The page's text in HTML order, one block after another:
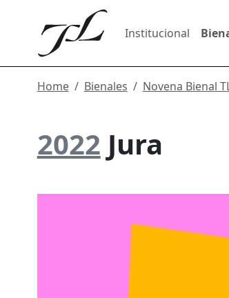
Institucional
Home Bienales Novena Bienal
2022 Jura